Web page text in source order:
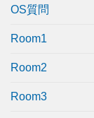
OS質問
Room1
Room2
Room3